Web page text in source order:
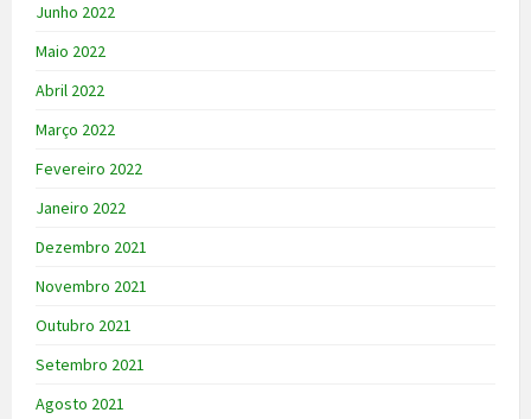
Junho 2022
Maio 2022
Abril 2022
Março 2022
Fevereiro 2022
Janeiro 2022
Dezembro 2021
Novembro 2021
Outubro 2021
Setembro 2021
Agosto 2021